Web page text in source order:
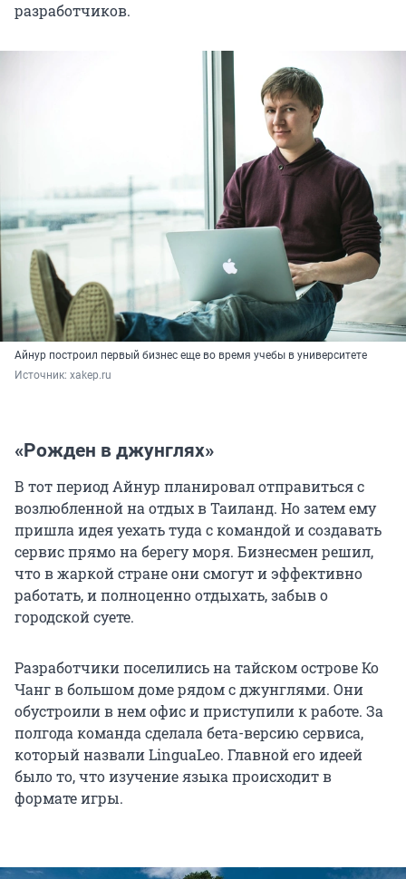
разработчиков.
Айнур построил первый бизнес еще во время учебы в университете
Источник: xakep.ru
«Рожден в джунглях»
В тот период Айнур планировал отправиться с
возлюбленной на отдых в Таиланд. Но затем ему
пришла идея уехать туда с командой и создавать
сервис прямо на берегу моря. Бизнесмен решил,
что в жаркой стране они смогут и эффективно
работать, и полноценно отдыхать, забыв о
городской суете.
Разработчики поселились на тайском острове Ко
Чанг в большом доме рядом с джунглями. Они
обустроили в нем офис и приступили к работе. За
полгода команда сделала бета-версию сервиса,
который назвали LinguaLeo. Главной его идеей
было то, что изучение языка происходит в
формате игры.